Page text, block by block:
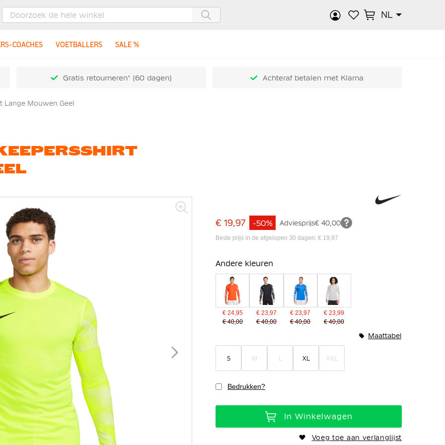
NL
COACHES VOETBALLERS SALE %
Gratis retourneren* (60 dagen) Achteraf betalen met Klarna
Lange Mouwen Geel
€ 19,97 Adviesprijs€ 40,00
-50%
Beste prijs in de afgelopen 30 dagen: € 19,97
Andere kleuren
€ 24,95
€ 40,00
€ 23,97
€ 40,00
€ 23,97
€ 40,00
€ 23,99
€ 40,00
S M L XL XXL
Maattabel
Bedrukken?
In Winkelwagen
Voeg toe aan verlanglijst